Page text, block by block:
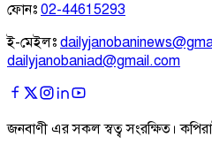
ফোনঃ 02-44615293
ই-মেইলঃ
dailyjanobaniad@gmail.com
জনবাণী এর সকল স্বত্ব সংরক্ষিত।